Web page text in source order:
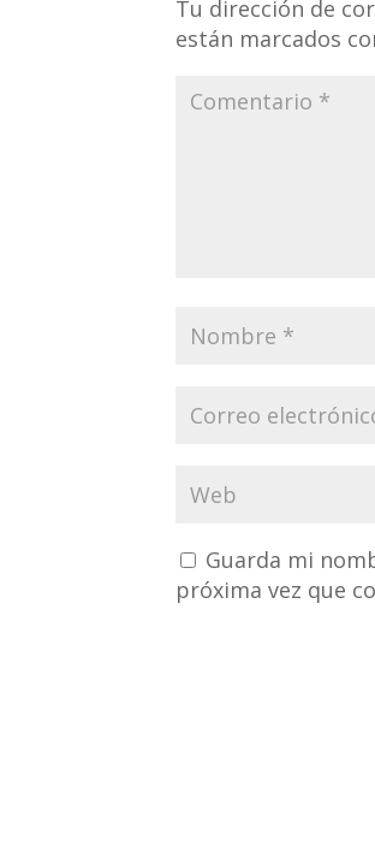
Tu dirección de
están marcados
Guarda mi
próxima vez que